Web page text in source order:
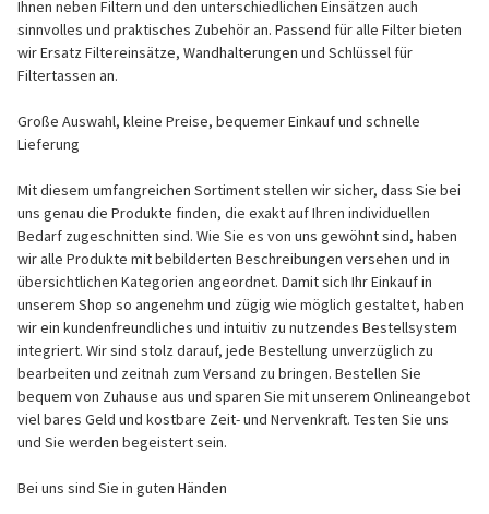
Ihnen neben Filtern und den unterschiedlichen Einsätzen auch
sinnvolles und praktisches Zubehör an. Passend für alle Filter bieten
wir Ersatz Filtereinsätze, Wandhalterungen und Schlüssel für
Filtertassen an.
Große Auswahl, kleine Preise, bequemer Einkauf und schnelle
Lieferung
Mit diesem umfangreichen Sortiment stellen wir sicher, dass Sie bei
uns genau die Produkte finden, die exakt auf Ihren individuellen
Bedarf zugeschnitten sind. Wie Sie es von uns gewöhnt sind, haben
wir alle Produkte mit bebilderten Beschreibungen versehen und in
übersichtlichen Kategorien angeordnet. Damit sich Ihr Einkauf in
unserem Shop so angenehm und zügig wie möglich gestaltet, haben
wir ein kundenfreundliches und intuitiv zu nutzendes Bestellsystem
integriert. Wir sind stolz darauf, jede Bestellung unverzüglich zu
bearbeiten und zeitnah zum Versand zu bringen. Bestellen Sie
bequem von Zuhause aus und sparen Sie mit unserem Onlineangebot
viel bares Geld und kostbare Zeit- und Nervenkraft. Testen Sie uns
und Sie werden begeistert sein.
Bei uns sind Sie in guten Händen